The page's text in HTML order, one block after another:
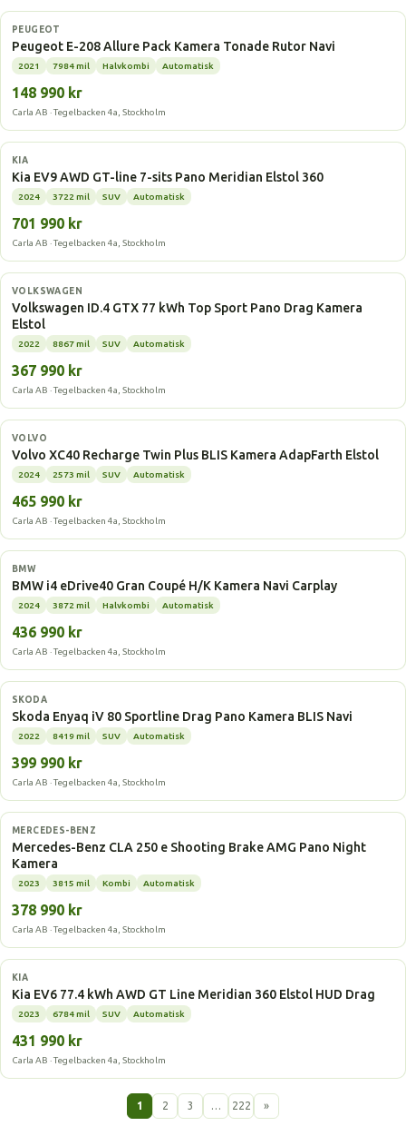
Elbil
PEUGEOT
Peugeot E-208 Allure Pack Kamera Tonade Rutor Navi
2021 7984 mil Halvkombi Automatisk
148 990 kr
Carla AB · Tegelbacken 4a, Stockholm
Elbil
KIA
Kia EV9 AWD GT-line 7-sits Pano Meridian Elstol 360
2024 3722 mil SUV Automatisk
701 990 kr
Carla AB · Tegelbacken 4a, Stockholm
Elbil
VOLKSWAGEN
Volkswagen ID.4 GTX 77 kWh Top Sport Pano Drag Kamera
Elstol
2022 8867 mil SUV Automatisk
367 990 kr
Carla AB · Tegelbacken 4a, Stockholm
Elbil
VOLVO
Volvo XC40 Recharge Twin Plus BLIS Kamera AdapFarth Elstol
2024 2573 mil SUV Automatisk
465 990 kr
Carla AB · Tegelbacken 4a, Stockholm
Elbil
BMW
BMW i4 eDrive40 Gran Coupé H/K Kamera Navi Carplay
2024 3872 mil Halvkombi Automatisk
436 990 kr
Carla AB · Tegelbacken 4a, Stockholm
Elbil
SKODA
Skoda Enyaq iV 80 Sportline Drag Pano Kamera BLIS Navi
2022 8419 mil SUV Automatisk
399 990 kr
Carla AB · Tegelbacken 4a, Stockholm
Laddhybrid
MERCEDES-BENZ
Mercedes-Benz CLA 250 e Shooting Brake AMG Pano Night
Kamera
2023 3815 mil Kombi Automatisk
378 990 kr
Carla AB · Tegelbacken 4a, Stockholm
Elbil
KIA
Kia EV6 77.4 kWh AWD GT Line Meridian 360 Elstol HUD Drag
2023 6784 mil SUV Automatisk
431 990 kr
Carla AB · Tegelbacken 4a, Stockholm
1 2 3 … 222 »